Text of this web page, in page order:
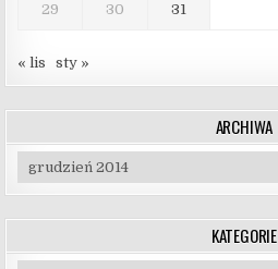
29 30 31
« lis sty »
ARCHIWA
Archiwa
KATEGORIE